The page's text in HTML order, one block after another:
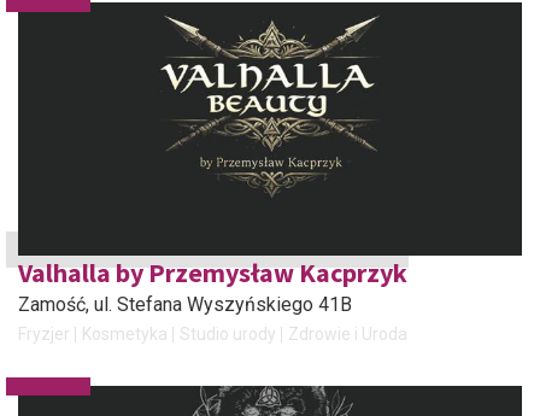
Valhalla by Przemysław Kacprzyk
Zamość, ul. Stefana Wyszyńskiego 41B
Fryzjer Kosmetyka Studio urody Zdrowie i Uroda